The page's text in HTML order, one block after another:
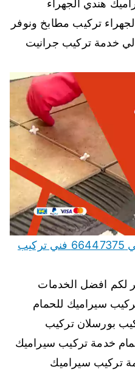
هندي الجهراء
تركيب مطابخ ونوفر
خدمة تركيب جرانيت
معلم تركيب سيراميك الرقعي 66447375 فني تركيب
لكم افضل الخدمات
سيراميك للحمام
بورسلان تركيب
خدمة تركيب سيراميك
تركيب سيراميك